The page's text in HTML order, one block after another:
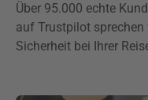
Über 95.000 echte
auf Trustpilot
Sicherheit bei Ihrer